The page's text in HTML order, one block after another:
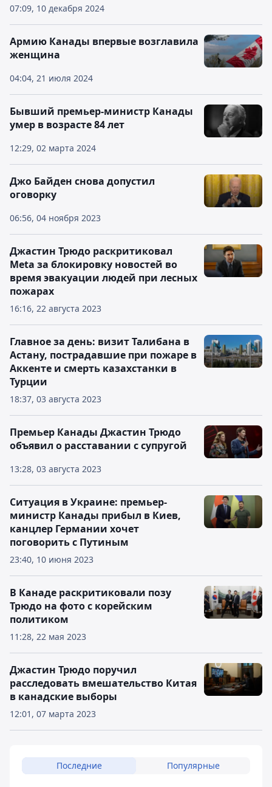
07:09, 10 декабря 2024
04:04, 21 июля 2024
Армию Канады впервые возглавила
женщина
12:29, 02 марта 2024
Бывший премьер-министр Канады
умер в возрасте 84 лет
06:56, 04 ноября 2023
Джо Байден снова допустил
оговорку
16:16, 22 августа 2023
Джастин Трюдо раскритиковал
Meta за блокировку новостей во
время эвакуации людей при лесных
пожарах
18:37, 03 августа 2023
Главное за день: визит Талибана в
Астану, пострадавшие при пожаре в
Аккенте и смерть казахстанки в
Турции
13:28, 03 августа 2023
Премьер Канады Джастин Трюдо
объявил о расставании с супругой
23:40, 10 июня 2023
Ситуация в Украине: премьер-
министр Канады прибыл в Киев,
канцлер Германии хочет
поговорить с Путиным
11:28, 22 мая 2023
В Канаде раскритиковали позу
Трюдо на фото с корейским
политиком
12:01, 07 марта 2023
Джастин Трюдо поручил
расследовать вмешательство Китая
в канадские выборы
Последние Популярные